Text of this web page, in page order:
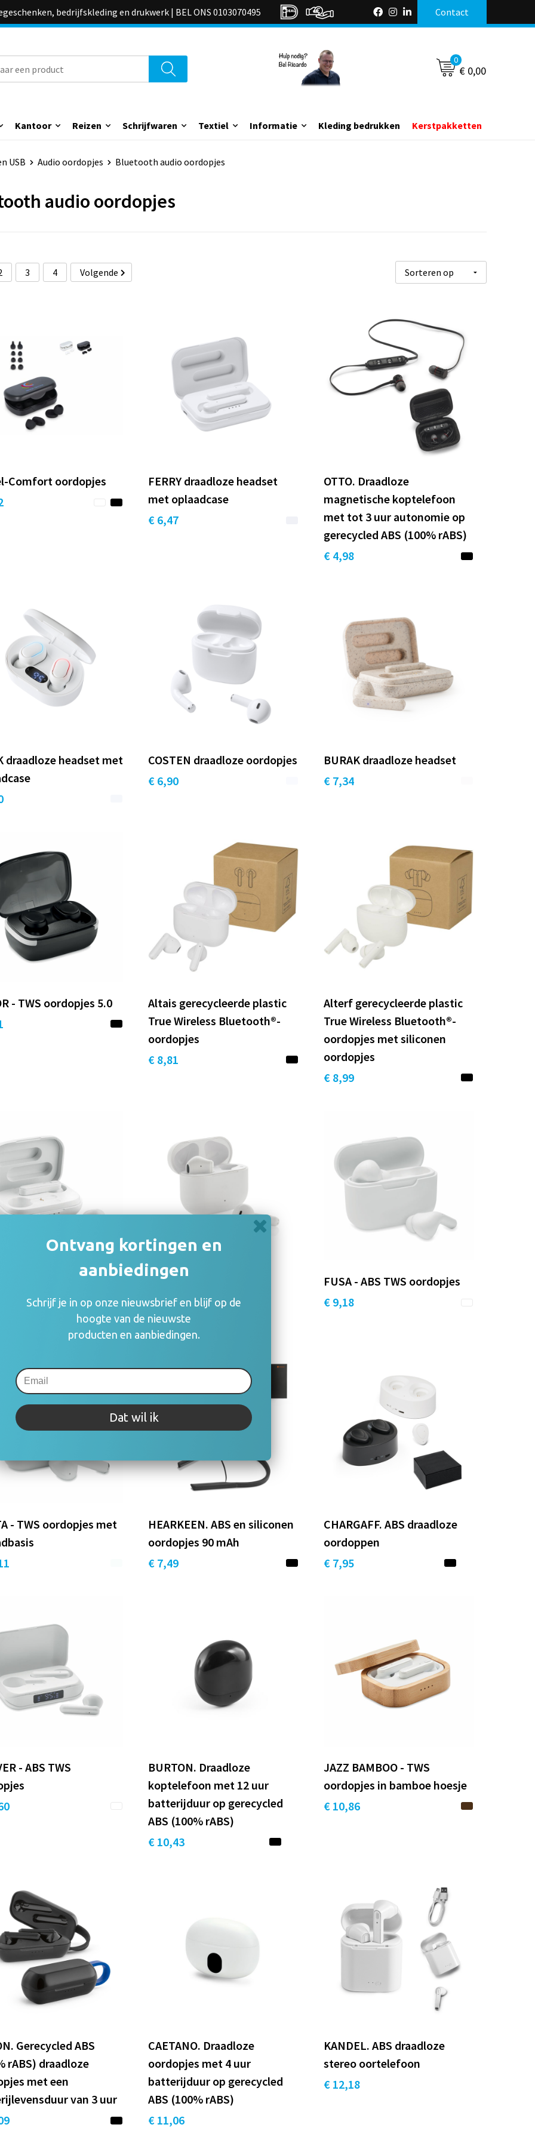
bedrijfskleding en drukwerk | BEL ONS 0103070495 Contact
0
€ 0,00
Kantoor Reizen Schrijfwaren Textiel Informatie Kleding bedrukken Kerstpakketten
USB Audio oordopjes Bluetooth audio oordopjes
audio oordopjes
3 4 Volgende
Comfort oordopjes
FERRY draadloze headset
met oplaadcase
€ 6,47
OTTO. Draadloze
magnetische koptelefoon
met tot 3 uur autonomie op
gerecycled ABS (100% rABS)
€ 4,98
draadloze headset met
COSTEN draadloze oordopjes
€ 6,90
BURAK draadloze headset
€ 7,34
- TWS oordopjes 5.0
Altais gerecycleerde plastic
True Wireless Bluetooth®-
oordopjes
€ 8,81
Alterf gerecycleerde plastic
True Wireless Bluetooth®-
oordopjes met siliconen
oordopjes
€ 8,99
TWS Oordopjes in
Tunevo RCS rplastic
draadloze oordopjes
€ 10,01
FUSA - ABS TWS oordopjes
€ 9,18
- TWS oordopjes met
HEARKEEN. ABS en siliconen
oordopjes 90 mAh
€ 7,49
CHARGAFF. ABS draadloze
oordoppen
€ 7,95
- ABS TWS
BURTON. Draadloze
koptelefoon met 12 uur
batterijduur op gerecycled
ABS (100% rABS)
€ 10,43
JAZZ BAMBOO - TWS
oordopjes in bamboe hoesje
€ 10,86
Gerecycled ABS
rABS) draadloze
met een
van 3 uur
CAETANO. Draadloze
oordopjes met 4 uur
batterijduur op gerecycled
ABS (100% rABS)
€ 11,06
KANDEL. ABS draadloze
stereo oortelefoon
€ 12,18
Ontvang kortingen en
aanbiedingen
Schrijf je in op onze nieuwsbrief en blijf op de
hoogte van de nieuwste
producten en aanbiedingen.
Dat wil ik